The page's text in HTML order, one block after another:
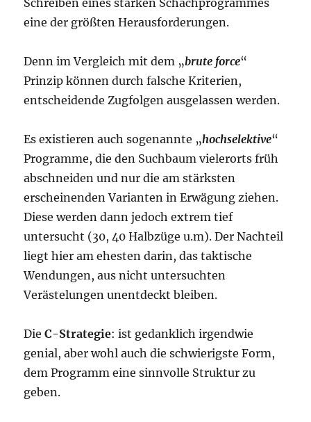
Schreiben eines starken Schachprogrammes
eine der größten Herausforderungen.
Denn im Vergleich mit dem „brute force“
Prinzip können durch falsche Kriterien,
entscheidende Zugfolgen ausgelassen werden.
Es existieren auch sogenannte „hochselektive“
Programme, die den Suchbaum vielerorts früh
abschneiden und nur die am stärksten
erscheinenden Varianten in Erwägung ziehen.
Diese werden dann jedoch extrem tief
untersucht (30, 40 Halbzüge u.m). Der Nachteil
liegt hier am ehesten darin, das taktische
Wendungen, aus nicht untersuchten
Verästelungen unentdeckt bleiben.
DieC-Strategie: ist gedanklich irgendwie
genial, aber wohl auch die schwierigste Form,
dem Programm eine sinnvolle Struktur zu
geben.